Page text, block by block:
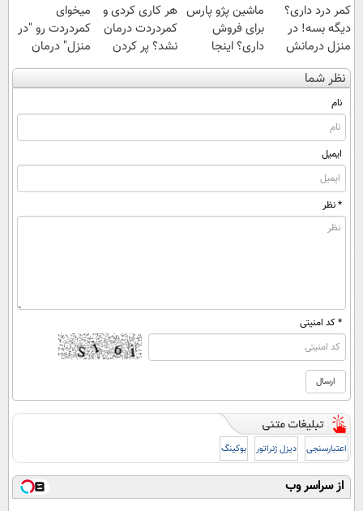
کمر درد داری؟
دیگه بسه! در
منزل درمانش
کن
(◀پرسش‌نامه)
ماشین پژو پارس
برای فروش
داری؟ اینجا
سریع بفروشش
هر کاری کردی و
کمردردت درمان
نشد؟ پر کردن
پرسشنامه و
دریافت راه حل
میخوای
کمردردت رو "در
منزل" درمان
کنی؟ (◂فیلم +
◂پرسش‌نامه)
نظر شما
نام
ایمیل
* نظر
* کد امنیتی
اعتبارسنجی دیزل ژنراتور بوکینگ
از سراسر وب